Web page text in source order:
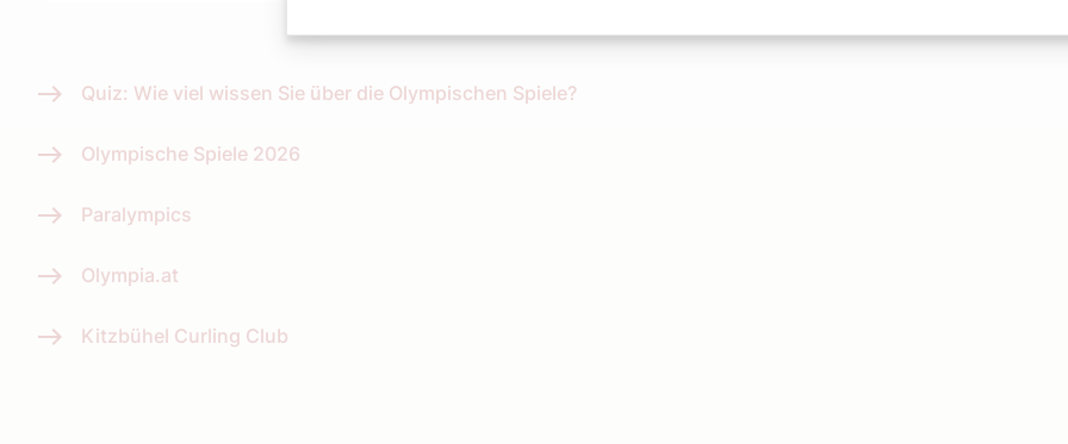
Quiz: Wie viel wissen Sie über die Olympischen Spiele?
Olympische Spiele 2026
Paralympics
Olympia.at
Kitzbühel Curling Club